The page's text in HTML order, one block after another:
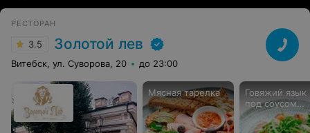
РЕСТОРАН
3.5 Золотой лев
Витебск, ул. Суворова, 20 до 23:00
Мясная тарелка
Говяжий язык
под соусом
Тоннато